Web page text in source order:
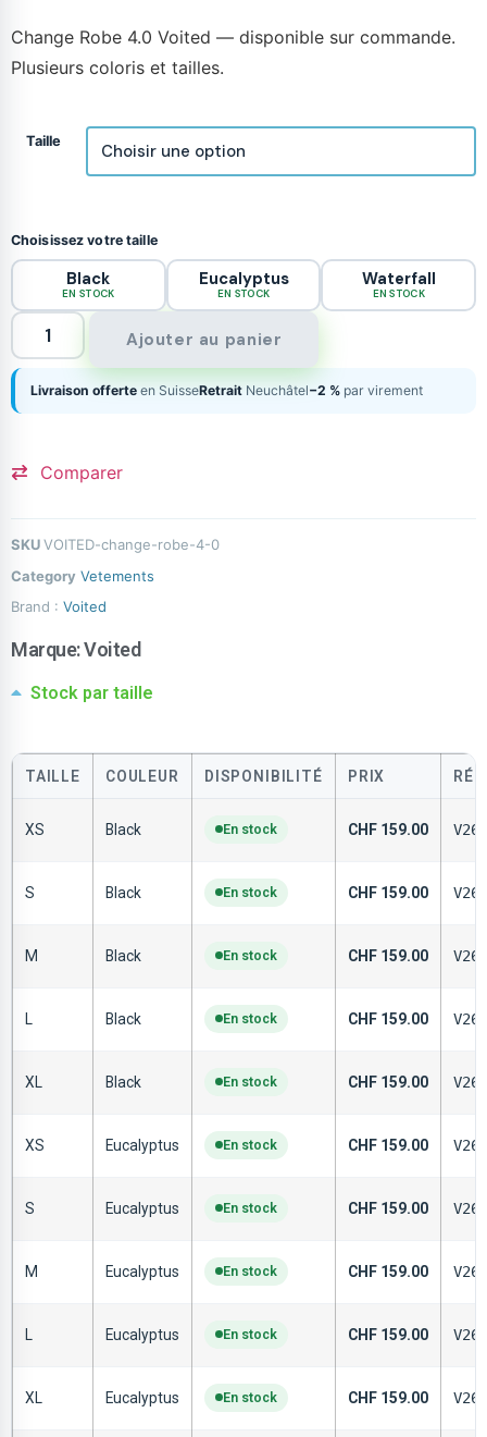
Change Robe 4.0 Voited — disponible sur commande.
Plusieurs coloris et tailles.
Taille
Choisissez votre taille
Black
EN STOCK
Eucalyptus
EN STOCK
Waterfall
EN STOCK
Ajouter au panier
Livraison offerte en SuisseRetrait Neuchâtel−2 % par virement
Comparer
SKUVOITED-change-robe-4-0
Category Vetements
Brand : Voited
Marque:Voited
Stock par taille
TAILLE COULEUR DISPONIBILITÉ PRIX
XS Black En stock CHF 159.00
S Black En stock CHF 159.00
M Black En stock CHF 159.00
L Black En stock CHF 159.00
XL Black En stock CHF 159.00
XS Eucalyptus En stock CHF 159.00
S Eucalyptus En stock CHF 159.00
M Eucalyptus En stock CHF 159.00
Eucalyptus En stock CHF 159.00
XL Eucalyptus En stock CHF 159.00